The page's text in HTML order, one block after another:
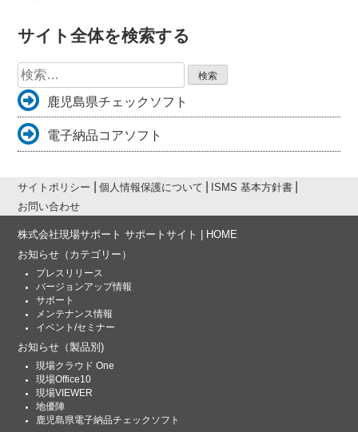
サイト全体を検索する
検
索:
鹿児島県チェックソフト
電子納品コアソフト
サイトポリシー 個人情報保護について
ISMS 基本方針書
お問い合わせ
株式会社現場サポート サポートサイト | HOME
お知らせ （カテゴリー）
プレスリリース
バージョンアップ情報
サポート
メンテナンス情報
イベント/セミナー
お知らせ （製品別)
現場クラウド One
現場Office10
現場VIEWER
地優陣
鹿児島県電子納品チェックソフト